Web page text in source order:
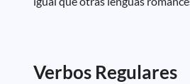
Verbos Regulares